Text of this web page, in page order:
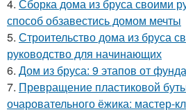
4. Сборка дома из бруса своими
способ обзавестись домом мечты
5. Строительство дома из бруса
руководство для начинающих
6. Дом из бруса: 9 этапов от
7. Превращение пластиковой
очаровательного ёжика: мастер-